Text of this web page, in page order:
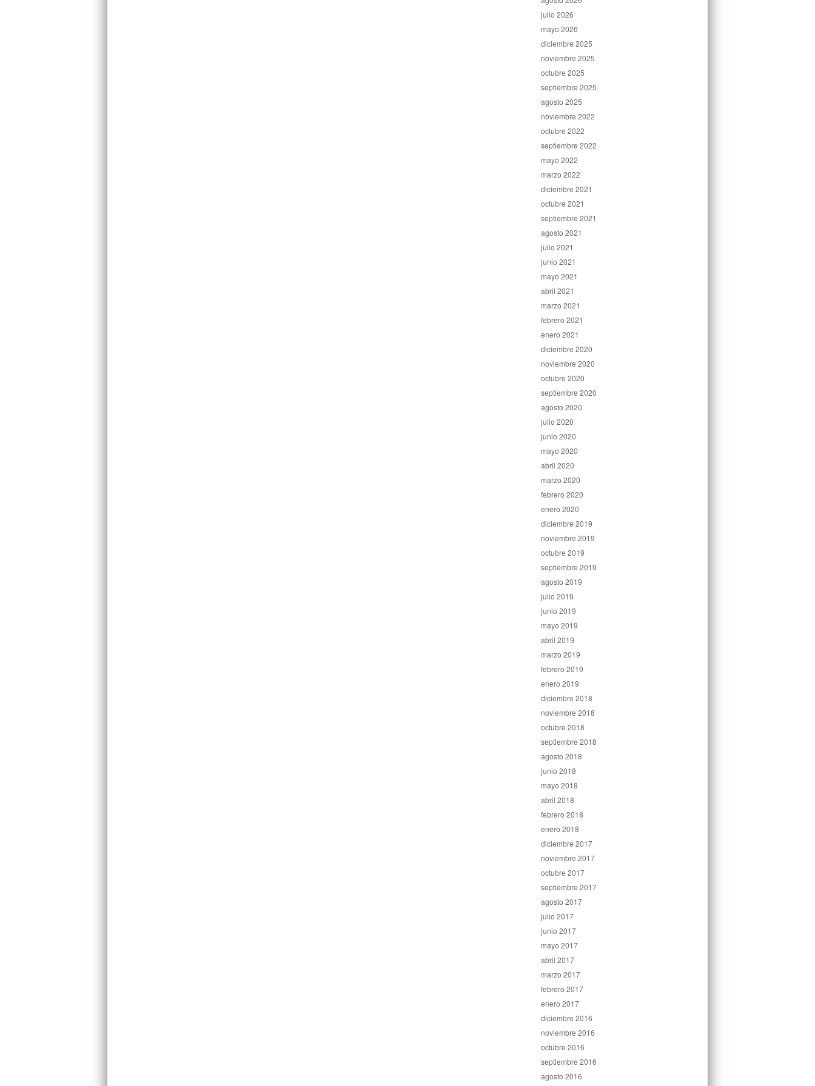
julio 2026
mayo 2026
diciembre 2025
noviembre 2025
octubre 2025
septiembre 2025
agosto 2025
noviembre 2022
octubre 2022
septiembre 2022
mayo 2022
marzo 2022
diciembre 2021
octubre 2021
septiembre 2021
agosto 2021
julio 2021
junio 2021
mayo 2021
abril 2021
marzo 2021
febrero 2021
enero 2021
diciembre 2020
noviembre 2020
octubre 2020
septiembre 2020
agosto 2020
julio 2020
junio 2020
mayo 2020
abril 2020
marzo 2020
febrero 2020
enero 2020
diciembre 2019
noviembre 2019
octubre 2019
septiembre 2019
agosto 2019
julio 2019
junio 2019
mayo 2019
abril 2019
marzo 2019
febrero 2019
enero 2019
diciembre 2018
noviembre 2018
octubre 2018
septiembre 2018
agosto 2018
junio 2018
mayo 2018
abril 2018
febrero 2018
enero 2018
diciembre 2017
noviembre 2017
octubre 2017
septiembre 2017
agosto 2017
julio 2017
junio 2017
mayo 2017
abril 2017
marzo 2017
febrero 2017
enero 2017
diciembre 2016
noviembre 2016
octubre 2016
septiembre 2016
agosto 2016